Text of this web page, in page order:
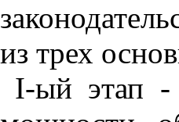
из трех
I-ый этап -